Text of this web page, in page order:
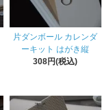
片ダンボール カレンダ
ーキット はがき縦
308円(税込)